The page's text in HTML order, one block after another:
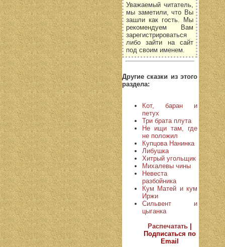
Уважаемый читатель,
мы заметили, что Вы
зашли как гость. Мы
рекомендуем Вам
зарегистрироваться
либо зайти на сайт
под своим именем.
Другие сказки из этого
раздела:
Кот, баран и
петух
Три брата плута
Не ищи там, где
не положил
Купцова Нанинка
Либушка
Хитрый угольщик
Михалевы чины
Невеста
разбойника
Кум Матей и кум
Иржи
Сильвент и
цыганка
Распечатать
Подписаться по
Email